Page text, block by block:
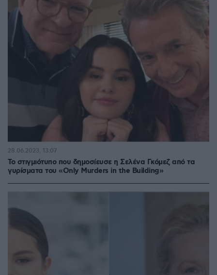
Το στιγμιότυπο που δημοσίευσε η Σελένα Γκόμεζ από τα
γυρίσματα του «Only Murders in the Building»
28.06.2023, 13:07